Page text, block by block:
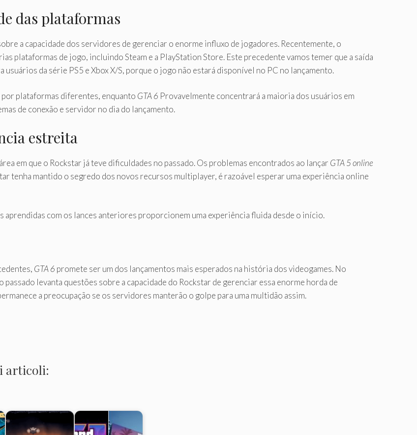
das plataformas
a capacidade dos servidores de gerenciar o enorme influxo de jogadores. Recentemente, o
plataformas de jogo, incluindo Steam e a PlayStation Store. Este precedente vamos temer que a saída
usuários da série PS5 e Xbox X/S, porque o jogo não estará disponível no PC no lançamento.
plataformas diferentes, enquanto GTA 6 Provavelmente concentrará a maioria dos usuários em
de conexão e servidor no dia do lançamento.
estreita
em que o Rockstar já teve dificuldades no passado. Os problemas encontrados ao lançar GTA 5 online
tenha mantido o segredo dos novos recursos multiplayer, é razoável esperar uma experiência online
aprendidas com os lances anteriores proporcionem uma experiência fluida desde o início.
GTA 6 promete ser um dos lançamentos mais esperados na história dos videogames. No
levanta questões sobre a capacidade do Rockstar de gerenciar essa enorme horda de
a preocupação se os servidores manterão o golpe para uma multidão assim.
articoli: